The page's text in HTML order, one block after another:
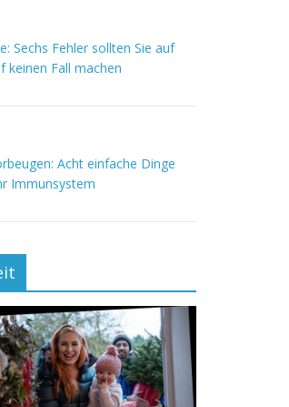
Sechs Fehler sollten Sie auf
keinen Fall machen
Acht einfache Dinge
Immunsystem